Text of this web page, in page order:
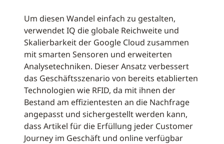
Um diesen Wandel einfach zu gestalten,
verwendet IQ die globale Reichweite und
Skalierbarkeit der Google Cloud zusammen
mit smarten Sensoren und erweiterten
Analysetechniken. Dieser Ansatz verbessert
das Geschäftsszenario von bereits etablierten
Technologien wie RFID, da mit ihnen der
Bestand am effizientesten an die Nachfrage
angepasst und sichergestellt werden kann,
dass Artikel für die Erfüllung jeder Customer
Journey im Geschäft und online verfügbar